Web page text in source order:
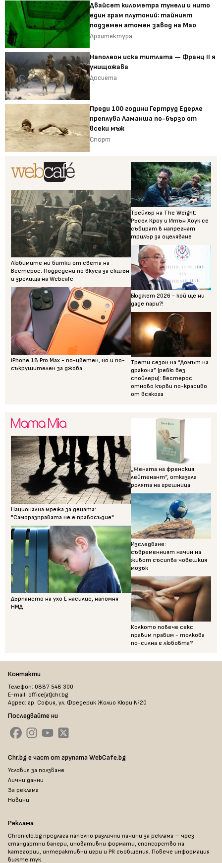
Двайсет километра тунели и нито
един грам плутоний: тайният
подземен атомен завод на Мао
Архитектура
Наполеон иска титлата — Франц II я
унищожава
Досиета
Преди 100 години Гертруд Едерле
преплува Ламанша по-бързо от
всеки мъж
Спорт
Любимите ни битки от света на
Вестерос: Подредени по вкуса за екшън
и зрелища на Webcafe
iPhone 18 Pro Max - по-цветен, но и по-
съкрушителен за джоба
Трейлър на The Weight:
Ръсел Кроу и Итън Хоук се
събират в напрегнат
трилър за оцеляване
Бюджет 2026 - кой ще ни
даде пари?!
Трети сезон на “Домът на
дракона” (ревю без
спойлери): Вестерос
отново кърви по-красиво
от всякога
Национална мрежа за децата:
"Саморазправата не е правосъдие"
Дърпането на ухо Е насилие, напомня
НМД
„Жената на френския
лейтенант“, отказала
ролята на грешница
Изследване:
съвременният начин на
живот съсипва човешкия
мозък
Колкото повече секс
правим правим - толкова
по-силна е любовта?
Контакти
Телефон: 0887 548 300
E-mail: office[at]chr.bg
Адрес: гр. София, ул. Фредерик Жолио Кюри №20
Последвайте ни
Chr.bg е част от групата WebCafe.bg
Условия за ползване
Лични данни
За реклама
Новини
Реклама
Chronicle.bg предлага напълно различни начини за реклама – чрез
стандартни банери, иновативни формати, спонсорство на
категории, интерактивни игри и PR съобщения. Повече информация
вижте тук.